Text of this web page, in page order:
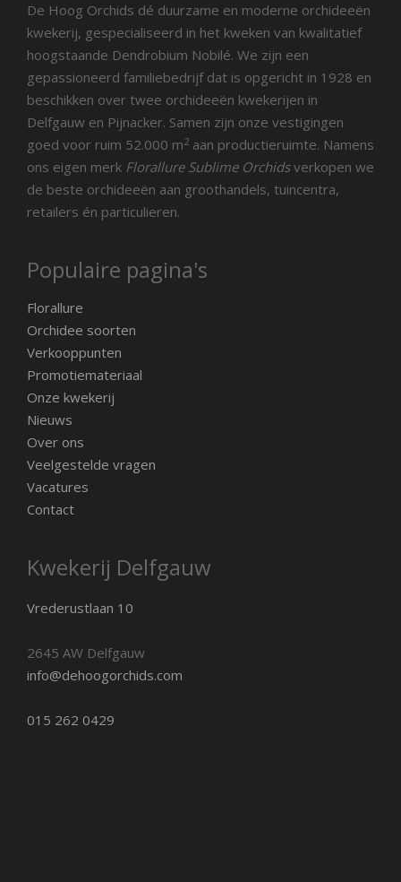
De Hoog Orchids dé duurzame en moderne orchideeën
kwekerij, gespecialiseerd in het kweken van kwalitatief
hoogstaande Dendrobium Nobilé. We zijn een
gepassioneerd familiebedrijf dat is opgericht in 1928 en
beschikken over twee orchideeën kwekerijen in
Delfgauw en Pijnacker. Samen zijn onze vestigingen
goed voor ruim 52.000 m 2 aan productieruimte. Namens
ons eigen merk Florallure Sublime Orchidsverkopen we
de beste orchideeën aan groothandels, tuincentra,
retailers én particulieren.
Populaire pagina's
Florallure
Orchidee soorten
Verkooppunten
Promotiemateriaal
Onze kwekerij
Nieuws
Over ons
Veelgestelde vragen
Vacatures
Contact
Kwekerij Delfgauw
Vrederustlaan 10
2645 AW Delfgauw
info@dehoogorchids.com
015 262 0429